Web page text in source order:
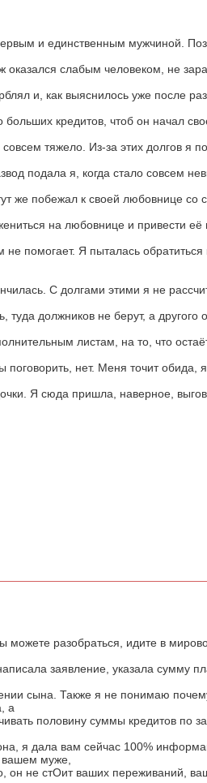
и единственным мужчиной.
слабым человеком, не
и, как выяснилось уже после
кредитов, чтоб он начал
тяжело. Из-за этих долгов я
подала я, когда стало совсем
же побежал к своей любовнице со
на любовнице и привести её
помогает. Я пыталась обратиться
С долгами этими я не
туда должников не берут, а другого
листам, на то, что
нет. Меня точит обида,
Я сюда пришла, наверное,
можете разобраться, идите в
заявление, указала сумму
сына. Также я не понимаю
а
половину суммы кредитов по
я дала вам сейчас 100%
муже,
он не стОит ваших переживаний,